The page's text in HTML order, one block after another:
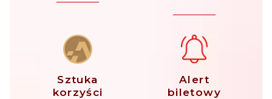
Sztuka
korzyści
Alert
biletowy